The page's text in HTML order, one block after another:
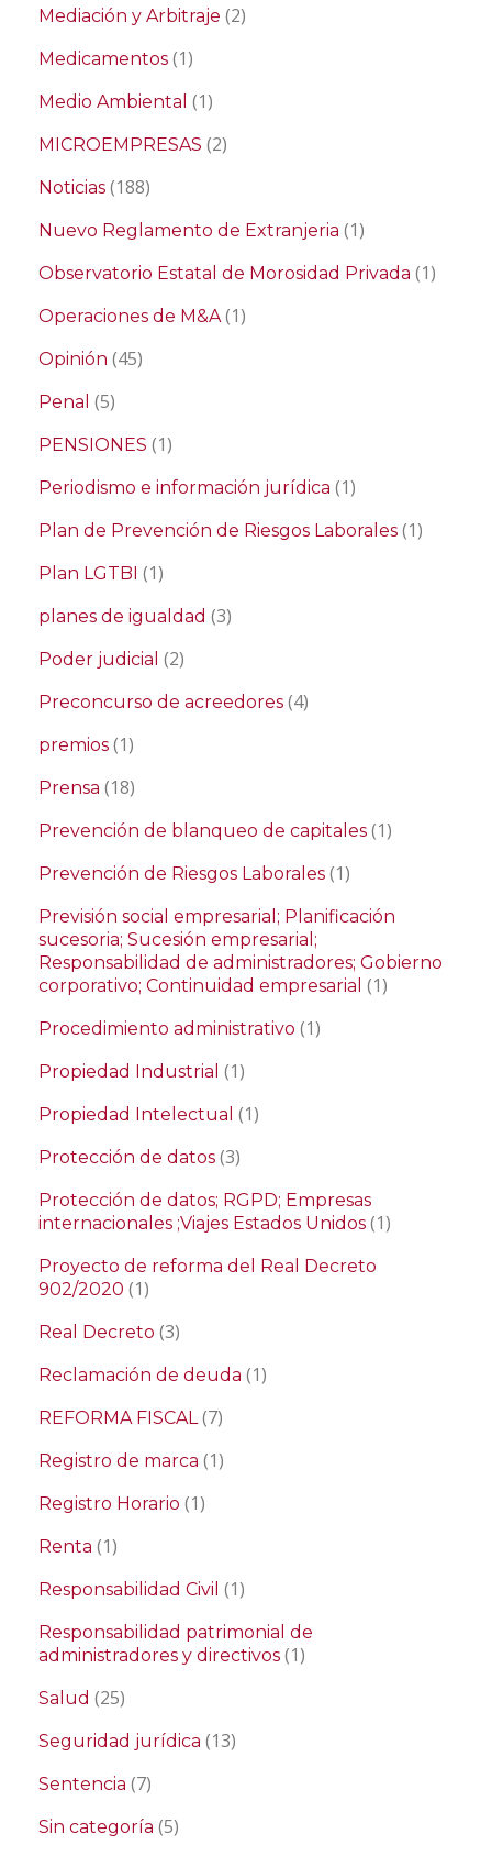
Mediación y Arbitraje (2)
Medicamentos (1)
Medio Ambiental (1)
MICROEMPRESAS (2)
Noticias (188)
Nuevo Reglamento de Extranjeria (1)
Observatorio Estatal de Morosidad Privada (1)
Operaciones de M&A(1)
Opinión (45)
Penal (5)
PENSIONES (1)
Periodismo e información jurídica (1)
Plan de Prevención de Riesgos Laborales (1)
Plan LGTBI (1)
planes de igualdad (3)
Poder judicial (2)
Preconcurso de acreedores (4)
premios (1)
Prensa (18)
Prevención de blanqueo de capitales (1)
Prevención de Riesgos Laborales (1)
Previsión social empresarial; Planificación
sucesoria; Sucesión empresarial;
Responsabilidad de administradores; Gobierno
corporativo; Continuidad empresarial (1)
Procedimiento administrativo (1)
Propiedad Industrial (1)
Propiedad Intelectual (1)
Protección de datos (3)
Protección de datos; RGPD; Empresas
internacionales ;Viajes Estados Unidos (1)
Proyecto de reforma del Real Decreto
902/2020 (1)
Real Decreto (3)
Reclamación de deuda (1)
REFORMA FISCAL(7)
Registro de marca (1)
Registro Horario (1)
Renta (1)
Responsabilidad Civil (1)
Responsabilidad patrimonial de
administradores y directivos (1)
Salud (25)
Seguridad jurídica (13)
Sentencia (7)
Sin categoría (5)